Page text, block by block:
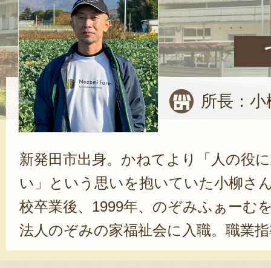
所長：小
新発田市出身。かねてより「人の役
い」という思いを抱いていた小柳さ
校卒業後、1999年、のぞみふぁーむ
法人のぞみの家福祉会に入職。職業
者の作業、生活相談などのサポート